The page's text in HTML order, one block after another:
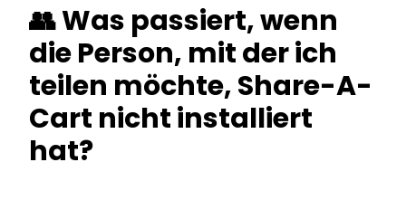
👥 Was passiert, wenn
die Person, mit der ich
teilen möchte, Share-A-
Cart nicht installiert
hat?